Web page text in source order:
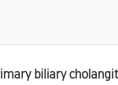
biliary